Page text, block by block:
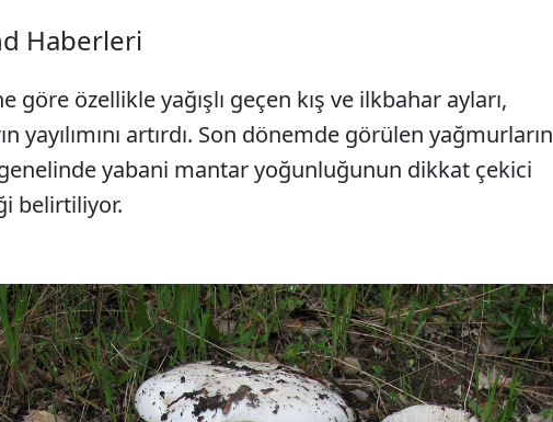
Haberleri
göre özellikle yağışlı geçen kış ve ilkbahar ayları,
yayılımını artırdı. Son dönemde görülen yağmurların
yabani mantar yoğunluğunun dikkat çekici
belirtiliyor.